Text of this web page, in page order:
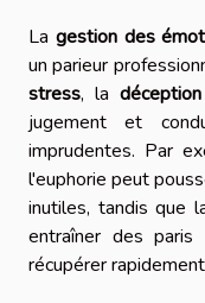
La gestion des
un parieur
stress, la déception
jugement et
imprudentes. Par
l'euphorie peut
inutiles, tandis que
entraîner des
récupérer